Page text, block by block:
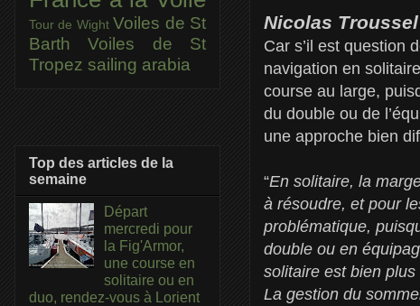
Nicolas
Car s’il est question
navigation en
course au large,
du double ou de
une approche bien
“En solitaire, la
à résoudre, et pour
problématique,
double ou en
solitaire est bien
La gestion du
Tour de Wight Voiles de St
BarthVoiles de St
Tropez sailing arabia
Top des articles de la
semaine
Départ
mercredi pour
la Fig'Armor,
une course en
solitaire ou en
duo, rendez-vous à Lorient